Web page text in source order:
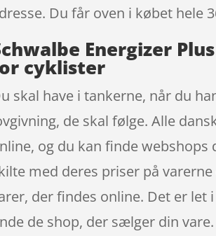
Du får oven i købet hele
Energizer
cyklister
skal have i tankerne, når du
de skal følge. Alle
og du kan finde webshops
med deres priser på
der findes online. Det er let
de shop, der sælger din